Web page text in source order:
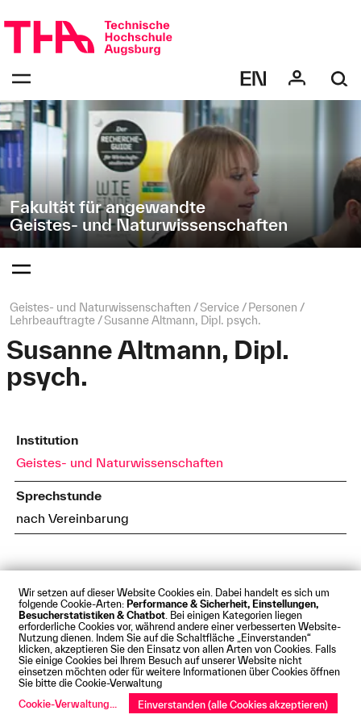
Wir setzen auf dieser Website Cookies ein. Dabei handelt es sich um
folgende Cookie-Arten: Performance & Sicherheit, Einstellungen,
Besucherstatistiken & Chatbot . Bei einigen Kategorien liegen
erforderliche Cookies vor, während andere einer verbesserten Website-
Nutzung dienen. Indem Sie auf die Schaltfläche „Einverstanden“
klicken, akzeptieren Sie den Einsatz von allen Arten von Cookies. Falls
Sie einige Cookies bei Ihrem Besuch auf unserer Website nicht
einsetzen möchten oder für weitere Informationen über Cookies öffnen
Sie bitte die Cookie-Verwaltung
Cookie-Verwaltung
Einverstanden (alle Cookies akzeptieren)
überspringen
zur
Navigation
"Geistes-
und
Naturwissenschaften"
Fakultät für angewandte
Geistes- und Naturwissenschaften
bestätigen
Öffnen
des
Menüs
bestätigen
des
Menüs
Seitenpfad:
Geistes- und Naturwissenschaften Service
Personen
Lehrbeauftragte
Susanne Altmann, Dipl. psych.
Susanne Altmann, Dipl.
psych.
Institution
Geistes- und Naturwissenschaften
Sprechstunde
nach Vereinbarung
Impressum Datenschutz Cookies
Barrierefreiheit
Kontakt Presse Anfahrt Intranet Webmail
© Technische Hochschule Augsburg